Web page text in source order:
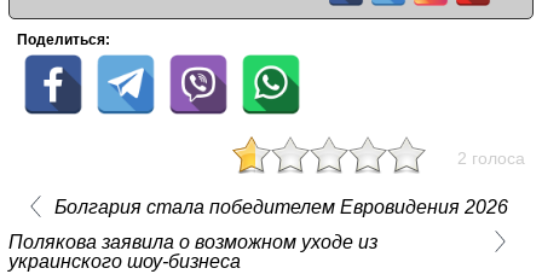
Поделиться:
2 голоса
Болгария стала победителем Евровидения 2026
Полякова заявила о возможном уходе из
украинского шоу-бизнеса